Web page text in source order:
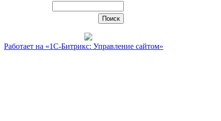
Работает на «1С-Битрикс: Управление сайтом»